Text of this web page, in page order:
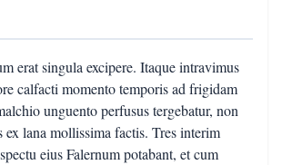
erat singula excipere. Itaque intravimus
calfacti momento temporis ad frigidam
unguento perfusus tergebatur, non
ex lana mollissima factis. Tres interim
eius Falernum potabant, et cum